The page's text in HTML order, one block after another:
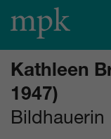
Heute geöffnet
11:00–20:00Uhr
Besucherinfo
Kathleen
1947)
Bildhauerin